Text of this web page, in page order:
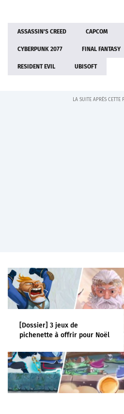
Prénom Nom
Adresse de contact*
Envoyer
ASSASSIN'S CREED CAPCOM
CYBERPUNK 2077 FINAL FANTASY
RESIDENT EVIL UBISOFT
[Dossier] 3 jeux de
pichenette à offrir pour Noël